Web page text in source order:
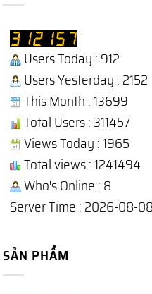
Users Today : 912
Users Yesterday : 2152
This Month : 13699
Total Users : 311457
Views Today : 1965
Total views : 1241494
Who's Online : 8
Server Time : 2026-08-08
SẢN PHẨM